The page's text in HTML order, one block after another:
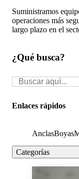
Suministramos
operaciones más
largo plazo en el
¿Qué busca?
Buscar:
Enlaces rápidos
AnclasBoyas
Categorías